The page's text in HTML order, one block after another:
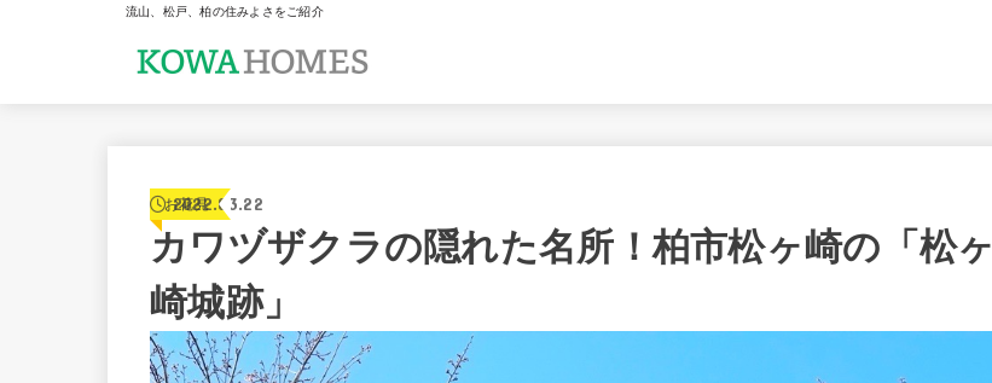
流山、松戸、柏の住みよさをご紹介
お花見
2022.03.22
カワヅザクラの隠れた名所！柏市松ヶ崎の「松ヶ
崎城跡」